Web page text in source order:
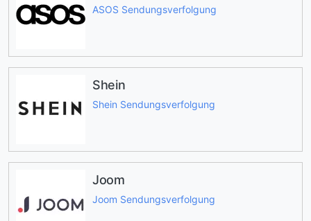
ASOS Sendungsverfolgung
Shein
Shein Sendungsverfolgung
Joom
Joom Sendungsverfolgung